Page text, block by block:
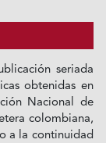
seriada
obtenidas en
Nacional de
colombiana,
a la continuidad